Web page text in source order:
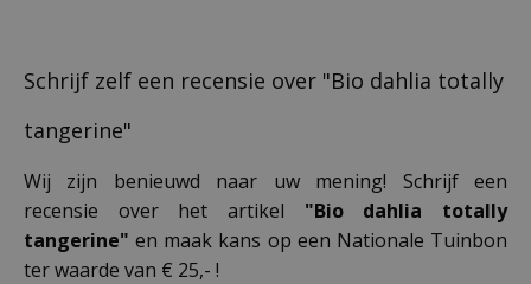
Schrijf zelf een recensie over "Bio dahlia totally
tangerine"
Wij zijn benieuwd naar uw mening! Schrijf een
recensie over het artikel "Bio dahlia totally
tangerine" en maak kans op een Nationale Tuinbon
ter waarde van € 25,- !